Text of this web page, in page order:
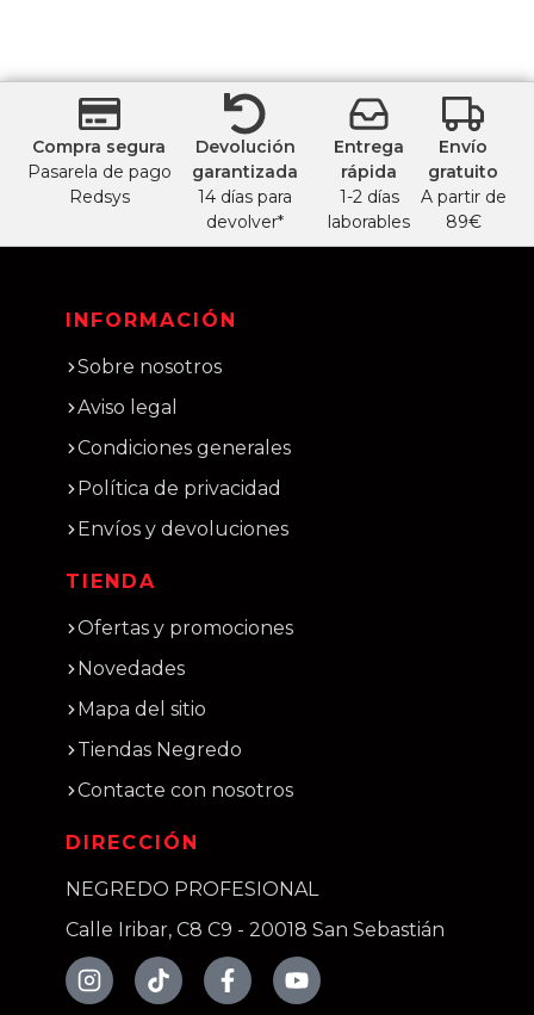
Compra segura
Pasarela de pago
Redsys
Devolución
garantizada
14 días para
devolver*
Entrega
rápida
1-2 días
laborables
Envío
gratuito
A partir de
89€
INFORMACIÓN
Sobre nosotros
Aviso legal
Condiciones generales
Política de privacidad
Envíos y devoluciones
TIENDA
Ofertas y promociones
Novedades
Mapa del sitio
Tiendas Negredo
Contacte con nosotros
DIRECCIÓN
NEGREDO PROFESIONAL
Calle Iribar, C8 C9 - 20018 San Sebastián